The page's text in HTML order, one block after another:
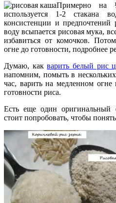
Примерно на
используется 1-2 стакана
консистенции и
воду всыпается рисовая мука,
избавиться от комочков.
огне до готовности, подробнее
Думаю, какварить белый рис
напомним, помыть в
час, варить на медленном
готовности риса.
Есть еще один оригинальный
стоит попробовать, чтобы